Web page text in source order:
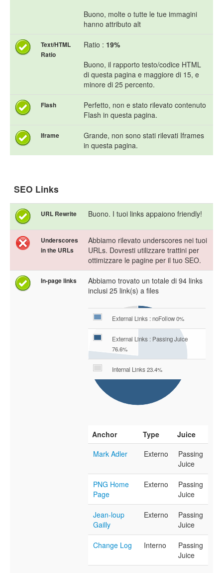
Buono, molte o tutte le tue immagini
hanno attributo alt
Text/HTML
Ratio
Ratio : 19%
Buono, il rapporto testo/codice HTML
di questa pagina e maggiore di 15, e
minore di 25 percento.
Flash
Perfetto, non e stato rilevato contenuto
Flash in questa pagina.
Iframe
Grande, non sono stati rilevati Iframes
in questa pagina.
SEO Links
URL Rewrite Buono. I tuoi links appaiono friendly!
Underscores
in the URLs
Abbiamo rilevato underscores nei tuoi
URLs. Dovresti utilizzare trattini per
ottimizzare le pagine per il tuo SEO.
In-page links
Abbiamo trovato un totale di 94 links
inclusi 25 link(s) a files
External Links : noFollow 0%
External Links : Passing Juice
76.6%
Internal Links 23.4%
Anchor Type
Juice
Mark Adler
Externo
Passing
Juice
PNG Home
Page
Externo
Passing
Juice
Jean-loup
Gailly
Externo
Passing
Juice
Change Log Interno
Passing
Juice